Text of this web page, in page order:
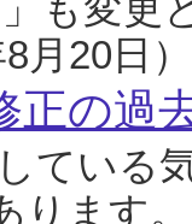
月20日）
正の過
ている
ります